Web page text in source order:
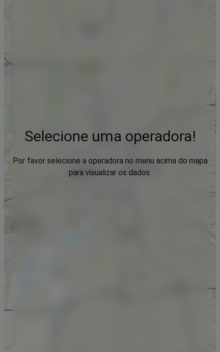
Selecione uma operadora!
Por favor selecione a operadora no menu acima do mapa
para visualizar os dados.